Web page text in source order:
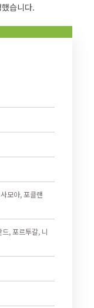
습니다.
모아, 포클랜
, 포르투갈, 니